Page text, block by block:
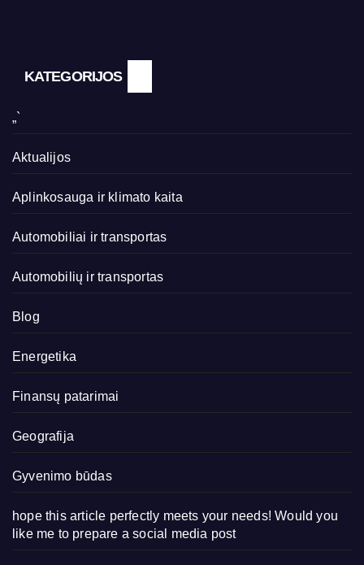
KATEGORIJOS
„`
Aktualijos
Aplinkosauga ir klimato kaita
Automobiliai ir transportas
Automobilių ir transportas
Blog
Energetika
Finansų patarimai
Geografija
Gyvenimo būdas
hope this article perfectly meets your needs! Would you
like me to prepare a social media post